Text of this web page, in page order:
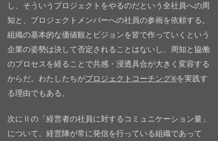
し、そういうプロジェクトをやるのだという全社員への周
知と、プロジェクトメンバーへの社員の参画を依頼する。
組織の基本的な価値観とビジョンを皆で作っていくという
企業の姿勢は決して否定されることはないし、周知と協働
のプロセスを経ることで共感・浸透具合が大きく変容する
からだ。わたしたちがプロジェクトコーチング®を実践す
る理由でもある。
次にⅡの「経営者の社員に対するコミュニケーション量」
について。経営陣が常に発信を行っている組織であって